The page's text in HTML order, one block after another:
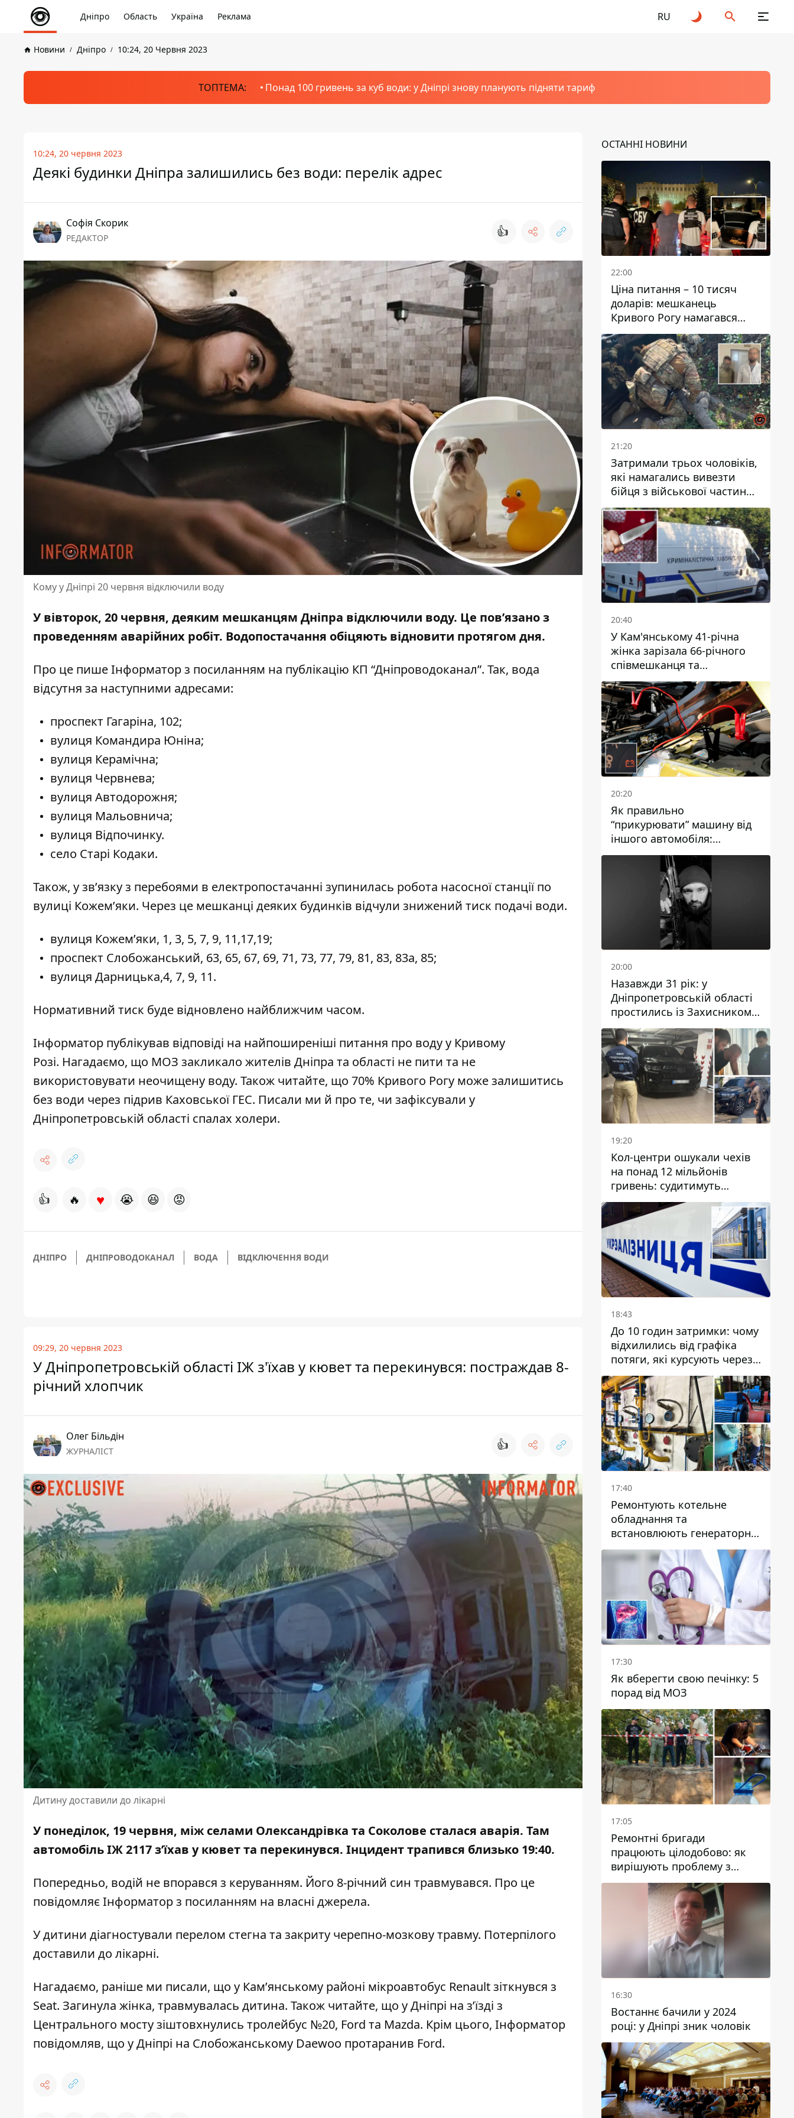
Дніпро Область Україна Реклама RU
Новини Дніпро 10:24, 20 Червня 2023
ТОПТЕМА: Понад 100 гривень за куб води: у Дніпрі знову планують підняти тариф
10:24, 20 червня 2023
Деякі будинки Дніпра залишились без води: перелік адрес
Софія Скорик
РЕДАКТОР 👍
Кому у Дніпрі 20 червня відключили воду
У вівторок, 20 червня, деяким мешканцям Дніпра відключили воду. Це пов’язаноз
проведенням аварійних робіт. Водопостачання обіцяють відновити протягом дня.
Про це пише Інформаторз посиланням на публікацію КП “Дніпроводоканал”. Так, вода
відсутня за наступними адресами:
проспект Гагаріна, 102;
вулиця Командира Юніна;
вулиця Керамічна;
вулиця Червнева;
вулиця Автодорожня;
вулиця Мальовнича;
вулиця Відпочинку.
село Старі Кодаки.
Також, у зв’язку з перебоями в електропостачанні зупинилась робота насосної станції по
вулиці Кожем’яки. Через це мешканці деяких будинків відчули знижений тиск подачі води.
вулиця Кожемʼяки, 1, 3, 5, 7, 9, 11,17,19;
проспект Слобожанський, 63, 65, 67, 69, 71, 73, 77, 79, 81, 83, 83а, 85;
вулиця Дарницька,4, 7, 9, 11.
Нормативний тиск буде відновлено найближчим часом.
Інформатор публікував відповіді на найпоширеніші питання про воду у Кривому
Розі. Нагадаємо, що МОЗ закликало жителів Дніпра та області не пити та не
використовувати неочищену воду. Також читайте, що 70% Кривого Рогу може залишитись
без води через підрив Каховської ГЕС. Писали ми й про те, чи зафіксували у
Дніпропетровській області спалах холери.
👍 🔥 ♥ 😭 😆 😡
ДНІПРО ДНІПРОВОДОКАНАЛ ВОДА ВІДКЛЮЧЕННЯ ВОДИ
09:29, 20 червня 2023
У Дніпропетровській області ІЖ з'їхав у кювет та перекинувся: постраждав 8-
річний хлопчик
Олег Більдін
ЖУРНАЛІСТ 👍
Дитину доставили до лікарні
У понеділок, 19 червня, між селами Олександрівка та Соколове сталася аварія. Там
автомобіль ІЖ 2117з’їхав у кювет та перекинувся. Інцидент трапився близько 19:40.
Попередньо, водій не впорався з керуванням. Його 8-річний син травмувався. Про це
повідомляє Інформатор з посиланням на власні джерела.
У дитини діагностували перелом стегна та закриту черепно-мозкову травму. Потерпілого
доставили до лікарні.
Нагадаємо, раніше ми писали, що у Кам’янському районі мікроавтобус Renault зіткнувся з
Seat. Загинула жінка, травмувалась дитина. Також читайте, що у Дніпрі на з’їзді з
Центрального мосту зіштовхнулись тролейбус №20, Ford та Mazda. Крім цього, Інформатор
повідомляв, що у Дніпрі на Слобожанському Daewoo протаранив Ford.
ОСТАННІ НОВИНИ
22:00
Ціна питання – 10 тисяч
доларів: мешканець
Кривого Рогу намагався
переправити чоловіка до
Словаччини
21:20
Затримали трьох чоловіків,
які намагались вивезти
бійця з військової частини
до Дніпра за 7 тисяч
доларів: серед них був лікар
20:40
У Кам'янському 41-річна
жінка зарізала 66-річного
співмешканця та
намагалась обманути
поліцейських
20:20
Як правильно
“прикурювати” машину від
іншого автомобіля:
інструкція для водіїв
20:00
Назавжди 31 рік: у
Дніпропетровській області
простились із Захисником
Олександром Рєпіним
19:20
Кол-центри ошукали чехів
на понад 12 мільйонів
гривень: судитимуть
дніпрянина, який
організував
транснаціональну злочинну
організацію
18:43
До 10 годин затримки: чому
відхилились від графіка
потяги, які курсують через
Дніпро та область
17:40
Ремонтують котельне
обладнання та
встановлюють генераторні
установки: як у Дніпрі
готуються до
опалювального сезону
17:30
Як вберегти свою печінку: 5
порад від МОЗ
17:05
Ремонтні бригади
працюють цілодобово: як
вирішують проблему з
водою у Марганецькій
громаді
16:30
Востаннє бачили у 2024
році: у Дніпрі зник чоловік